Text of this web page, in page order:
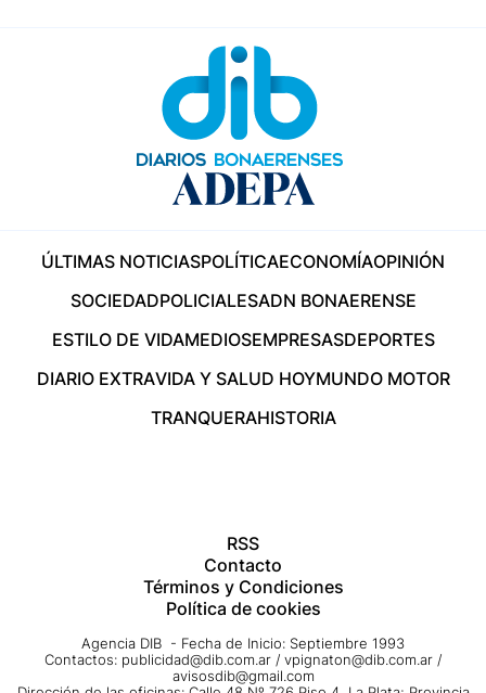
ÚLTIMAS NOTICIASPOLÍTICAECONOMÍAOPINIÓN
SOCIEDADPOLICIALESADN BONAERENSE
ESTILO DE VIDAMEDIOSEMPRESASDEPORTES
DIARIO EXTRAVIDA Y SALUD HOYMUNDO MOTOR
TRANQUERAHISTORIA
RSS
Contacto
Términos y Condiciones
Política de cookies
Agencia DIB - Fecha de Inicio: Septiembre 1993
Contactos: publicidad@dib.com.ar / vpignaton@dib.com.ar /
avisosdib@gmail.com